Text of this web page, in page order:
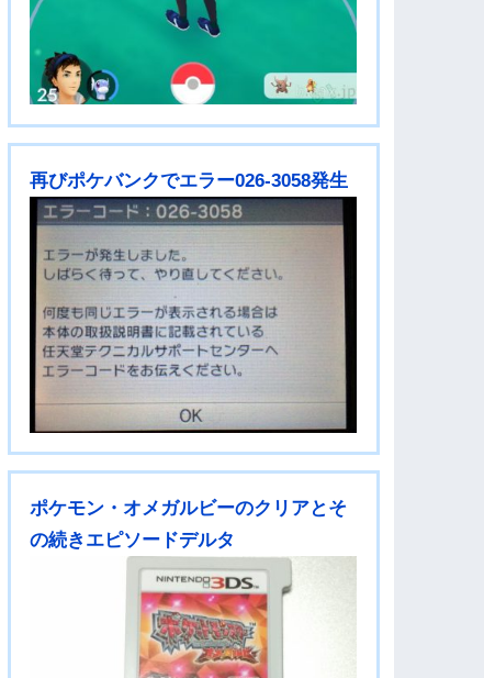
再びポケバンクでエラー026-3058発生
ポケモン・オメガルビーのクリアとそ
の続きエピソードデルタ